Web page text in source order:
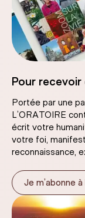
Pour
Portée par une
L’ORATOIRE
écrit votre
votre foi,
reconnaissance,
Je m’abonne